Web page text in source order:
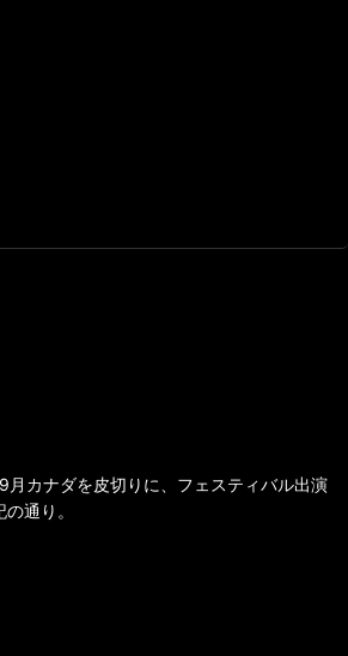
カナダを皮切りに、フェスティバル出演
通り。